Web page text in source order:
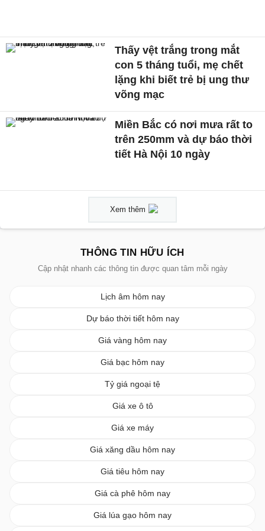
Thấy vệt trắng trong mắt
con 5 tháng tuổi, mẹ chết
lặng khi biết trẻ bị ung thư
võng mạc
Miền Bắc có nơi mưa rất to
trên 250mm và dự báo thời
tiết Hà Nội 10 ngày
Xem thêm
THÔNG TIN HỮU ÍCH
Cập nhật nhanh các thông tin được quan tâm mỗi ngày
Lịch âm hôm nay
Dự báo thời tiết hôm nay
Giá vàng hôm nay
Giá bạc hôm nay
Tỷ giá ngoại tệ
Giá xe ô tô
Giá xe máy
Giá xăng dầu hôm nay
Giá tiêu hôm nay
Giá cà phê hôm nay
Giá lúa gạo hôm nay